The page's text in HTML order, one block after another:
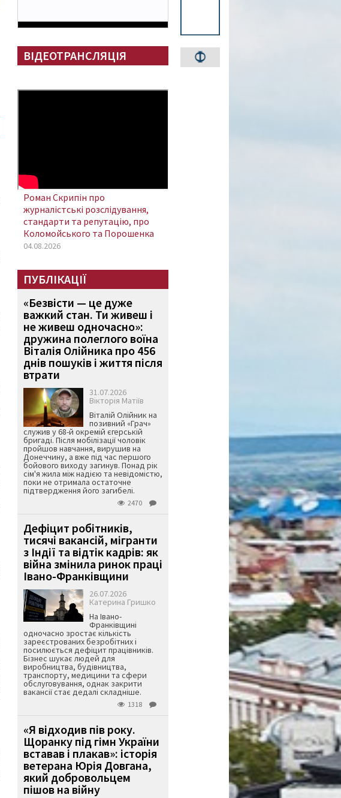
ВІДЕОТРАНСЛЯЦІЯ
Роман Скрипін про
журналістські розслідування,
стандарти та репутацію, про
Коломойського та Порошенка
04.08.2026
ПУБЛІКАЦІЇ
«Безвісти — це дуже
важкий стан. Ти живеш і
не живеш одночасно»:
дружина полеглого воїна
Віталія Олійника про 456
днів пошуків і життя після
втрати
31.07.2026
Вікторія Матіїв
Віталій Олійник на
позивний «Грач»
служив у 68-й окремій єгерській
бригаді. Після мобілізації чоловік
пройшов навчання, вирушив на
Донеччину, а вже під час першого
бойового виходу загинув. Понад рік
сім'я жила між надією та невідомістю,
поки не отримала остаточне
підтвердження його загибелі.
2470
Дефіцит робітників,
тисячі вакансій, мігранти
з Індії та відтік кадрів: як
війна змінила ринок праці
Івано-Франківщини
26.07.2026
Катерина Гришко
На Івано-
Франківщині
одночасно зростає кількість
зареєстрованих безробітних і
посилюється дефіцит працівників.
Бізнес шукає людей для
виробництва, будівництва,
транспорту, медицини та сфери
обслуговування, однак закрити
вакансії стає дедалі складніше.
1318
«Я відходив пів року.
Щоранку під гімн України
вставав і плакав»: історія
ветерана Юрія Довгана,
який добровольцем
пішов на війну